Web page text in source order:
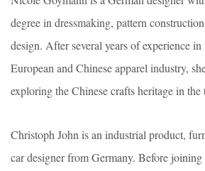
degree in dressmaking, pattern
design. After several years of experience in
European and Chinese apparel industry,
exploring the Chinese crafts heritage in
Christoph John is an industrial product,
car designer from Germany. Before